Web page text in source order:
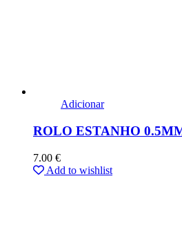
Adicionar
ROLO ESTANHO
7.00 €
Add to wishlist